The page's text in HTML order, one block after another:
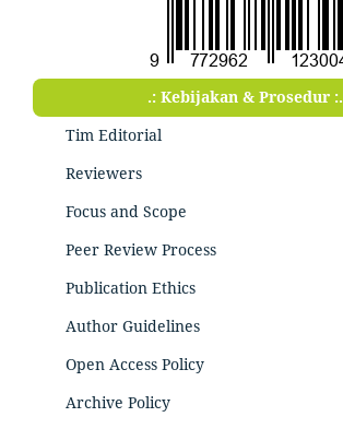
.: Kebijakan & Prosedur :.
Tim Editorial
Reviewers
Focus and Scope
Peer Review Process
Publication Ethics
Author Guidelines
Open Access Policy
Archive Policy